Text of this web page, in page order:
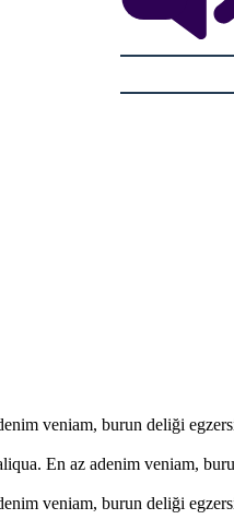
veniam, burun deliği
En az adenim veniam,
veniam, burun deliği